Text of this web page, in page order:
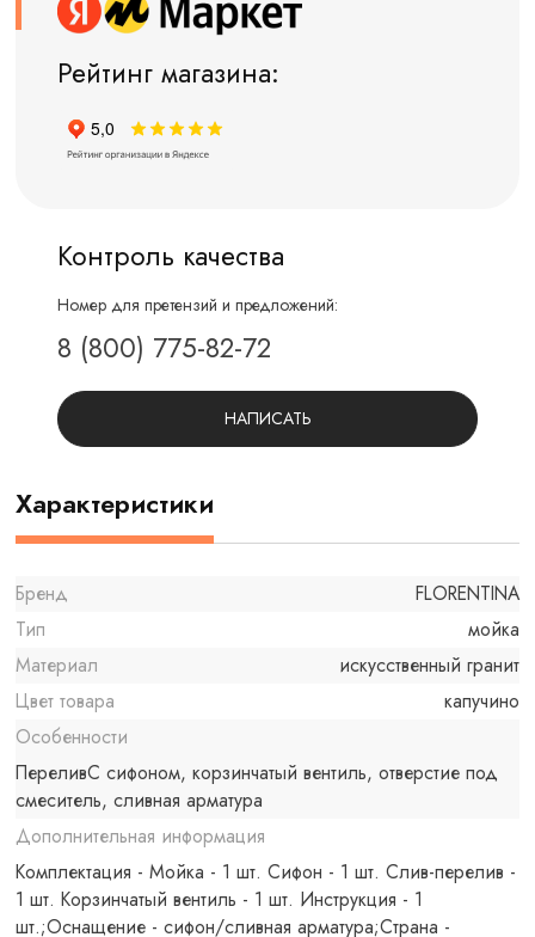
Рейтинг магазина:
Контроль качества
Номер для претензий и предложений:
8 (800) 775-82-72
НАПИСАТЬ
Характеристики
Бренд
FLORENTINA
Тип
мойка
Материал
искусственный гранит
Цвет товара
капучино
Особенности
ПереливС сифоном, корзинчатый вентиль, отверстие под
смеситель, сливная арматура
Дополнительная информация
Комплектация - Мойка - 1 шт. Сифон - 1 шт. Слив-перелив -
1 шт. Корзинчатый вентиль - 1 шт. Инструкция - 1
шт.;Оснащение - сифон/сливная арматура;Страна -